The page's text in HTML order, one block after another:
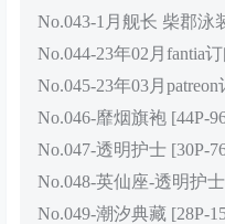
No.043-1月舰长 柴郡泳
No.044-23年02月fantia
No.045-23年03月
No.046-靡烟旗袍 [44P-
No.047-透明护士 [30P-
No.048-英仙座-透明护
No.049-潮汐典藏 [28P-